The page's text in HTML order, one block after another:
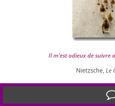
Il m’est odieux de suivre
Nietzsche, Le
Il fau­drait com­prendre que les choses
dé à les